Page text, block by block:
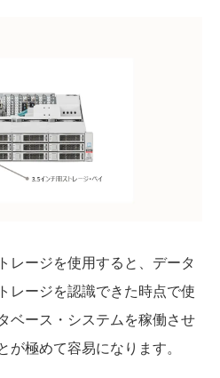
レージを使用すると、データ
レージを認識できた時点で使
ベース・システムを稼働させ
極めて容易になります。